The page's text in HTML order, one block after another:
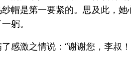
帽是第一要紧的。思及此，
躬。
感激之情说：“谢谢您，李叔！